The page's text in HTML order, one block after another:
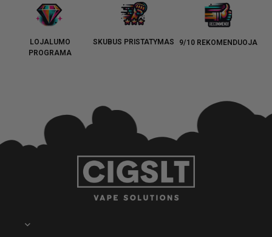
LOJALUMO
PROGRAMA
SKUBUS PRISTATYMAS 9/10 REKOMENDUOJA